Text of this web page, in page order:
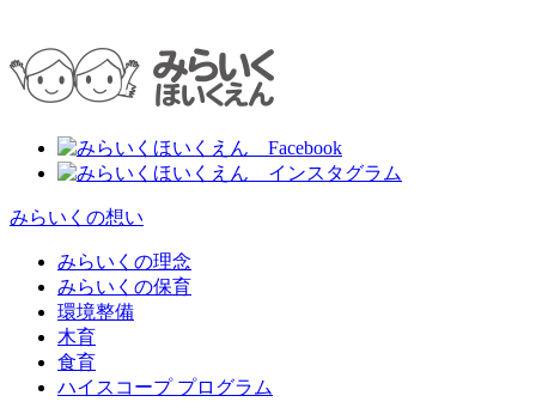
みらいくの想い
みらいくの理念
みらいくの保育
環境整備
木育
食育
ハイスコープ プログラム